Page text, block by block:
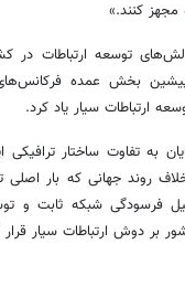
توسعه ارتباطات در
پیشین بخش عمده
ارتباطات سیار یاد کرد.
به تفاوت ساختار ترافیکی
روند جهانی که بار
فرسودگی شبکه ثابت و
بر دوش ارتباطات سیار